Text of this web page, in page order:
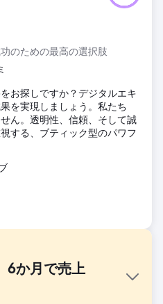
のための最高の選択肢
お探しですか？デジタルエキ
を実現しましょう。私たち
ん。透明性、信頼、そして誠
する、ブティック型のパワフ
6か月で売上